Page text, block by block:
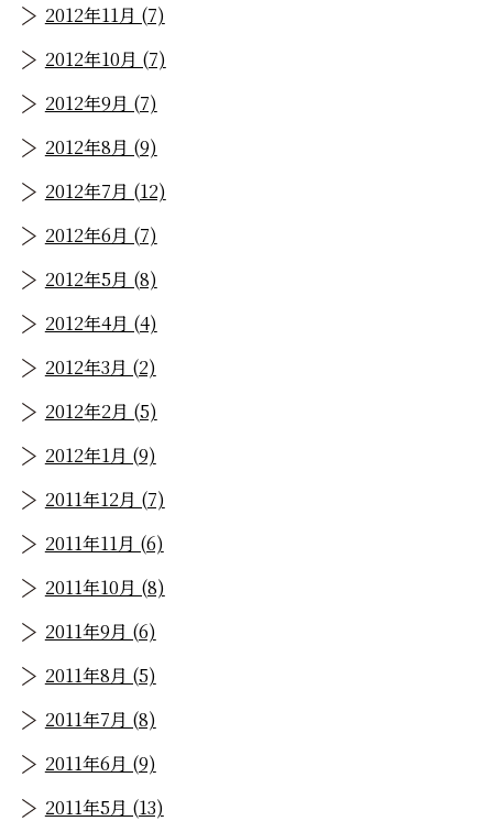
2012年11月 (7)
2012年10月 (7)
2012年9月 (7)
2012年8月 (9)
2012年7月 (12)
2012年6月 (7)
2012年5月 (8)
2012年4月 (4)
2012年3月 (2)
2012年2月 (5)
2012年1月 (9)
2011年12月 (7)
2011年11月 (6)
2011年10月 (8)
2011年9月 (6)
2011年8月 (5)
2011年7月 (8)
2011年6月 (9)
2011年5月 (13)